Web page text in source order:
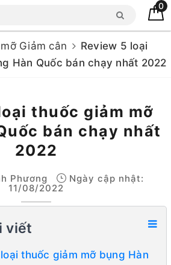
0
Giảm cân
Review 5 loại
Hàn Quốc bán chạy nhất 2022
thuốc giảm mỡ
bán chạy nhất
2022
Phương
Ngày cập nhật:
11/08/2022
viết
thuốc giảm mỡ bụng Hàn